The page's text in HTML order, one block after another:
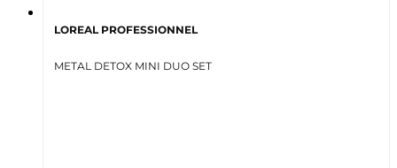
LOREAL PROFESSIONNEL
METAL DETOX MINI DUO SET